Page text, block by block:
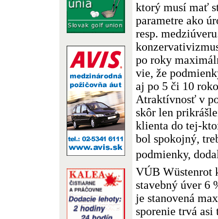
ktorý musí mať
parametre ako
resp.
po roky
vie, že
aj po 5 či 10
Atraktívnosť v
skôr len
klienta do tej-
bol spokojný,
podmienky,
VÚB Wüstenrot
stavebný úver 6
je stanovená
sporenie trvá asi